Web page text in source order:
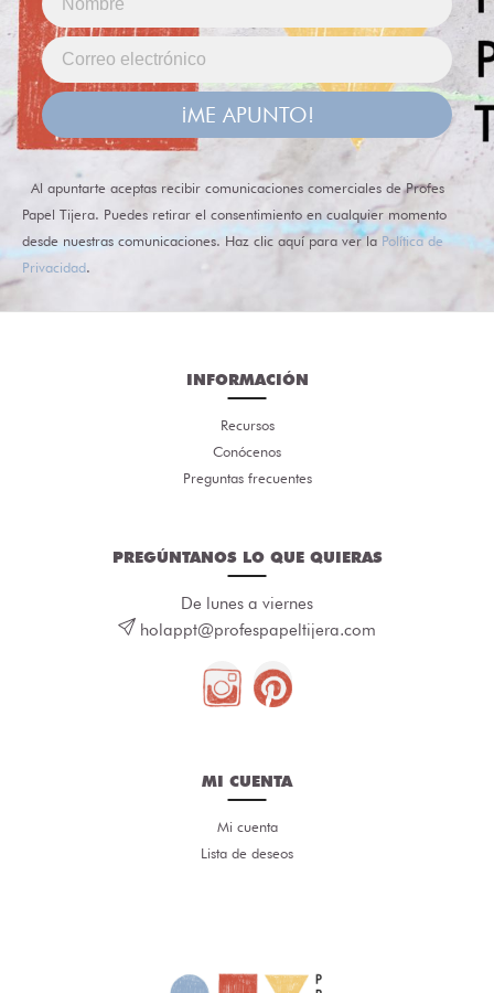
¡ME APUNTO!
Al apuntarte aceptas recibir comunicaciones comerciales de Profes
Papel Tijera. Puedes retirar el consentimiento en cualquier momento
desde nuestras comunicaciones. Haz clic aquí para ver la Política de
Privacidad.
INFORMACIÓN
Recursos
Conócenos
Preguntas frecuentes
PREGÚNTANOS LO QUE QUIERAS
De lunes a viernes
holappt@profespapeltijera.com
MI CUENTA
Mi cuenta
Lista de deseos